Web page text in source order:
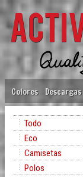
Colores Descargas
Todo
Eco
Camisetas
Polos